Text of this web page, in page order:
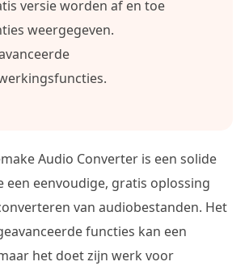
versie worden af en toe
weergegeven.
Audio Converter is een solide
een eenvoudige, gratis oplossing
van audiobestanden. Het
functies kan een
het doet zijn werk voor